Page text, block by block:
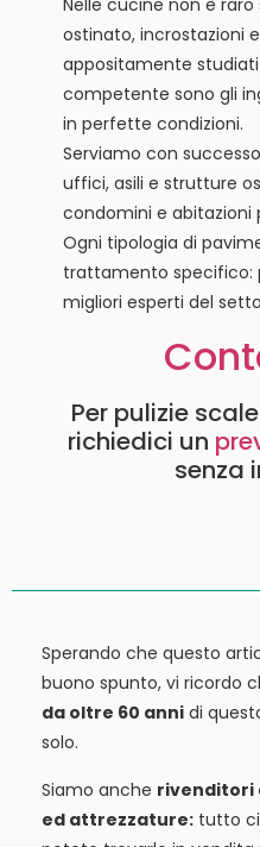
ostinato, incrostazioni
appositamente
competente sono gli
in perfette condizioni.
Serviamo con
uffici, asili e strutture
condomini e abitazioni
Ogni tipologia di
trattamento specifico:
migliori esperti del
Per pulizie
richiedici un
senza
Sperando che questo
buono spunto, vi ricordo
da oltre 60 anni di
solo.
Siamo anche rivenditori
ed attrezzature: tutto